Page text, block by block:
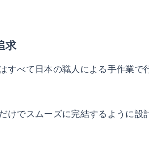
求
べて日本の職人による手作業
でスムーズに完結するように設